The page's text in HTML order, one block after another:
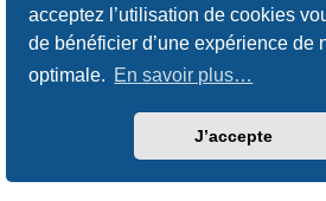
acceptez l’utilisation de cookies
de bénéficier d’une expérience de
optimale. En savoir plus…
J’accepte
Développé par phpBB® Forum
Traduction française officielle
Prosilver New Edition
Confidentialité|